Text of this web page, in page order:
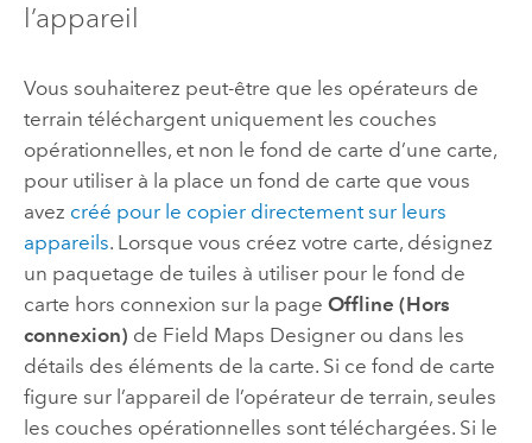
l’appareil
Vous souhaiterez peut-être que les opérateurs de
terrain téléchargent uniquement les couches
opérationnelles, et non le fond de carte d’une carte,
pour utiliser à la place un fond de carte que vous
avez créé pour le copier directement sur leurs
appareils. Lorsque vous créez votre carte, désignez
un paquetage de tuiles à utiliser pour le fond de
carte hors connexion sur la page Offline (Hors
connexion) de Field Maps Designerou dans les
détails des éléments de la carte. Si ce fond de carte
figure sur l’appareil de l’opérateur de terrain, seules
les couches opérationnelles sont téléchargées. Si le